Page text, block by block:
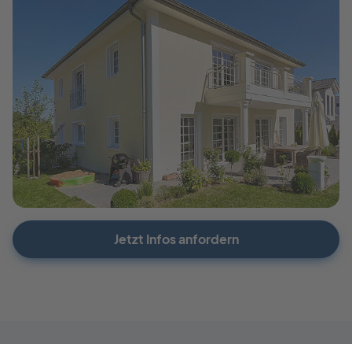
Jetzt Infos anfordern